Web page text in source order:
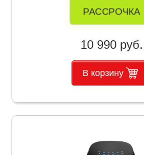
РАССРОЧКА
10 990 руб.
В корзину